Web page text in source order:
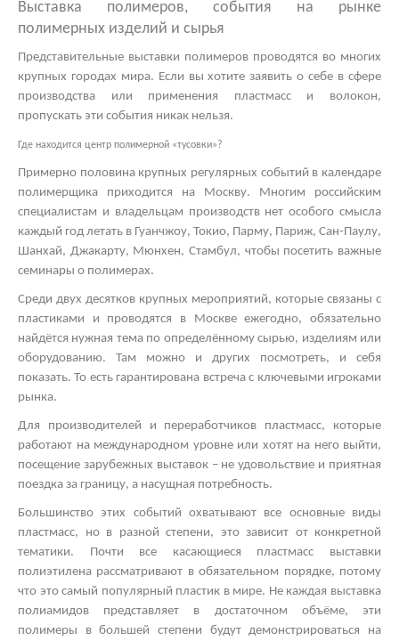
Выставка полимеров, события на рынке
полимерных изделий и сырья
Представительные выставки полимеров проводятся во многих
крупных городах мира. Если вы хотите заявить о себе в сфере
производства или применения пластмасс и волокон,
пропускать эти события никак нельзя.
Где находится центр полимерной «тусовки»?
Примерно половина крупных регулярных событий в календаре
полимерщика приходится на Москву. Многим российским
специалистам и владельцам производств нет особого смысла
каждый год летать в Гуанчжоу, Токио, Парму, Париж, Сан-Паулу,
Шанхай, Джакарту, Мюнхен, Стамбул, чтобы посетить важные
семинары о полимерах.
Среди двух десятков крупных мероприятий, которые связаны с
пластиками и проводятся в Москве ежегодно, обязательно
найдётся нужная тема по определённому сырью, изделиям или
оборудованию. Там можно и других посмотреть, и себя
показать. То есть гарантирована встреча с ключевыми игроками
рынка.
Для производителей и переработчиков пластмасс, которые
работают на международном уровне или хотят на него выйти,
посещение зарубежных выставок – не удовольствие и приятная
поездка за границу, а насущная потребность.
Большинство этих событий охватывают все основные виды
пластмасс, но в разной степени, это зависит от конкретной
тематики. Почти все касающиеся пластмасс выставки
полиэтилена рассматривают в обязательном порядке, потому
что это самый популярный пластик в мире. Не каждая выставка
полиамидов
представляет в достаточном объёме, эти
полимеры в большей степени будут демонстрироваться на